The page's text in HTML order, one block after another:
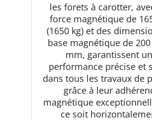
les forets à carotter,
force magnétique de
(1650 kg) et des
base magnétique de
mm, garantissent
performance précise et
dans tous les travaux de
grâce à leur
magnétique
ce soit